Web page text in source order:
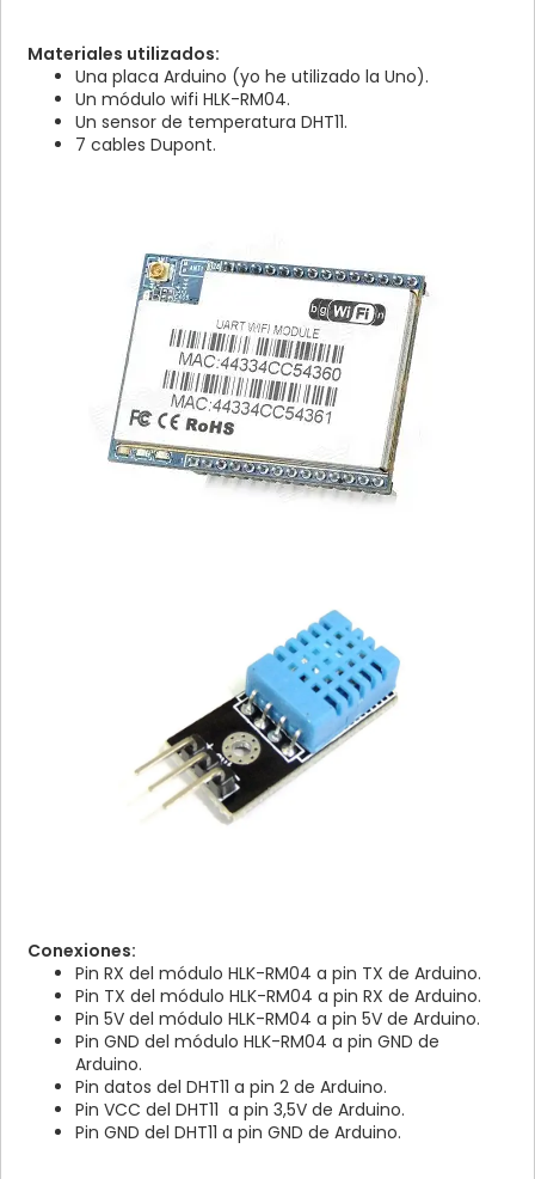
Materiales utilizados:
Una placa Arduino (yo he utilizado la Uno).
Un módulo wifi HLK-RM04.
Un sensor de temperatura DHT11.
7 cables Dupont.
Conexiones:
Pin RX del módulo HLK-RM04 a pin TX de Arduino.
Pin TX del módulo HLK-RM04 a pin RX de Arduino.
Pin 5V del módulo HLK-RM04 a pin 5V de Arduino.
Pin GND del módulo HLK-RM04 a pin GND de
Arduino.
Pin datos del DHT11 a pin 2 de Arduino.
Pin VCC del DHT11 a pin 3,5V de Arduino.
Pin GND del DHT11 a pin GND de Arduino.